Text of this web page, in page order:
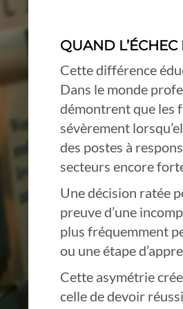
QUAND L’ÉCHEC
Cette différence
Dans le monde
démontrent que les
sévèrement
des postes à
secteurs encore
Une décision ratée
preuve d’une
plus fréquemment
ou une étape
Cette asymétrie
celle de devoir